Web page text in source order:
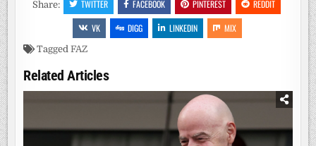
Share: TWITTER FACEBOOK PINTEREST
REDDIT
VK
DIGG LINKEDIN MIX
TaggedFAZ
Related Articles